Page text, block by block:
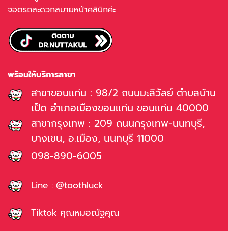
จอดรถสะดวกสบายหน้าคลินิกค่ะ
พร้อมให้บริการสาขา
สาขาขอนแก่น : 98/2 ถนนมะลิวัลย์ ตำบลบ้าน
เป็ด อำเภอเมืองขอนแก่น ขอนแก่น 40000
สาขากรุงเทพ : 209 ถนนกรุงเทพ-นนทบุรี,
บางเขน, อ.เมือง, นนทบุรี 11000
098-890-6005
Line : @toothluck
Tiktok คุณหมอณัฐคุณ